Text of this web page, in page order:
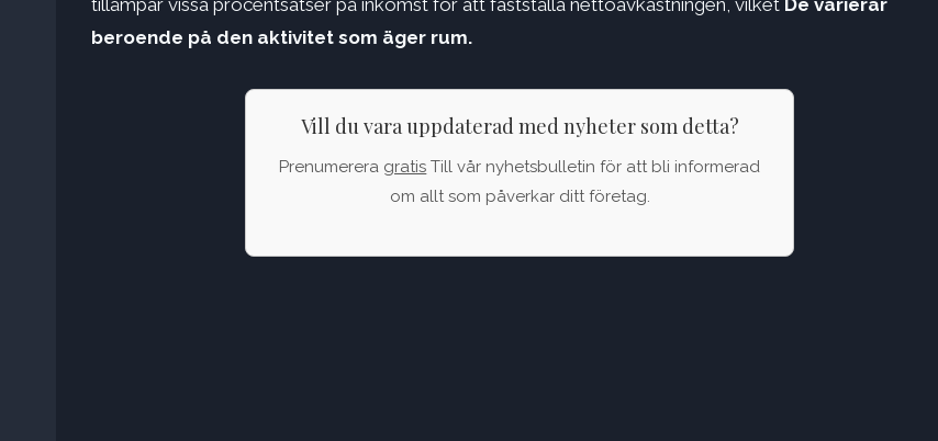
tillämpar vissa procentsatser på inkomst för att fastställa nettoavkastningen, vilket De varierar
beroende på den aktivitet som äger rum.
Vill du vara uppdaterad med nyheter som detta?
Prenumerera gratis Till vår nyhetsbulletin för att bli informerad
om allt som påverkar ditt företag.